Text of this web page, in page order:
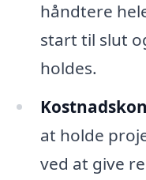
håndtere
start til slut
holdes.
at holde
ved at give